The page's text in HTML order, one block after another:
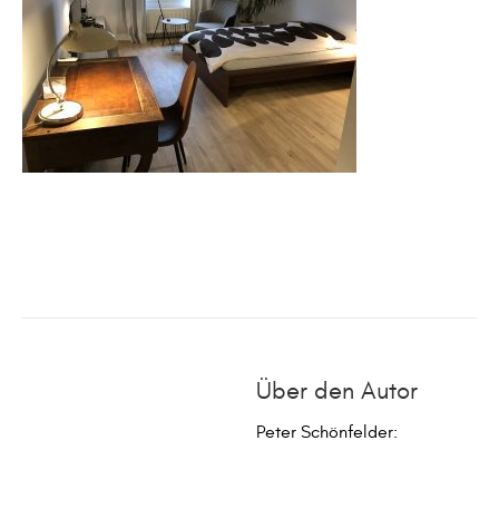
Über den Autor
Peter Schönfelder: